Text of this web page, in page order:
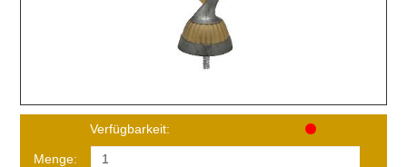
Verfügbarkeit:
Menge: